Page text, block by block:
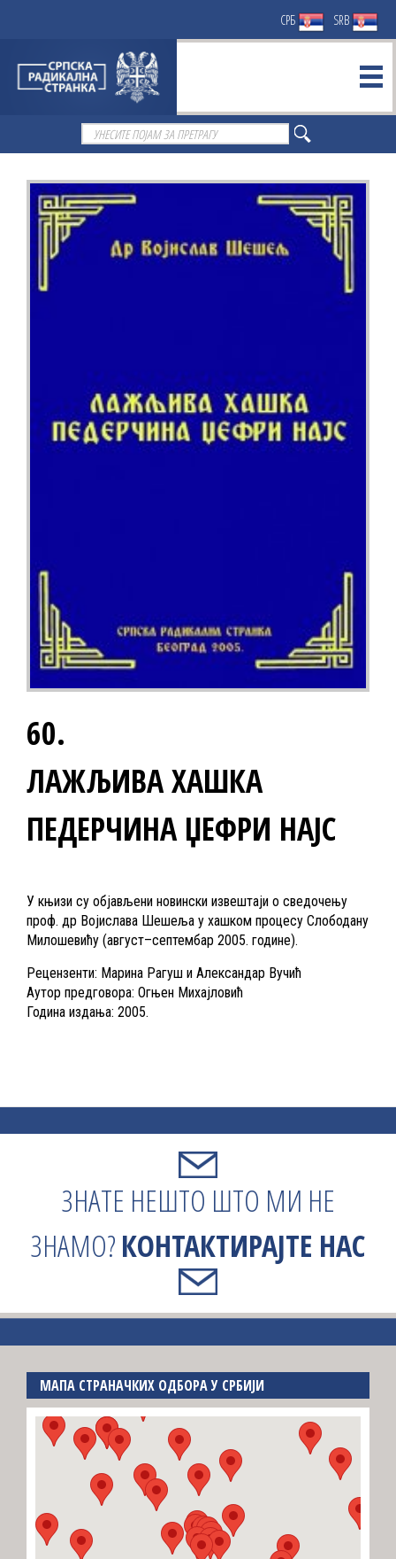
СРБ SRB
60.
ЛАЖЉИВА ХАШКА
ПЕДЕРЧИНА ЏЕФРИ НАЈС
У књизи су објављени новински извештаји о сведочењу
проф. др Војислава Шешеља у хашком процесу Слободану
Милошевићу (август–септембар 2005. године).
Рецензенти: Марина Рагуш и Александар Вучић
Аутор предговора: Огњен Михајловић
Година издања: 2005.
ЗНАТЕ НЕШТО ШТО МИ НЕ
ЗНАМО?КОНТАКТИРАЈТЕ НАС
МАПА СТРАНАЧКИХ ОДБОРА У СРБИЈИ